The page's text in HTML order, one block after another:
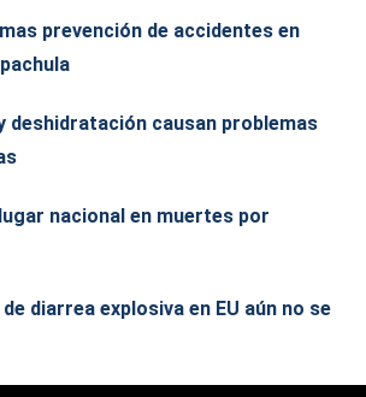
prevención de accidentes en
deshidratación causan problemas
nacional en muertes por
diarrea explosiva en EU aún no se